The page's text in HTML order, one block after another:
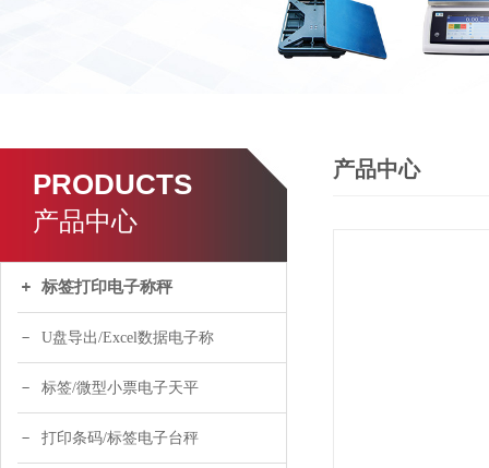
PRODUCTS
产品中心
标签打印电子称秤
U盘导出/Excel数据电子称
标签/微型小票电子天平
打印条码/标签电子台秤
产品中心